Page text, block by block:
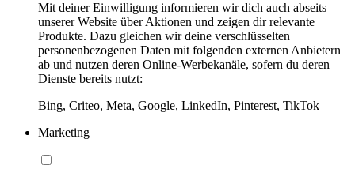
Mit deiner Einwilligung informieren wir dich auch abseits
unserer Website über Aktionen und zeigen dir relevante
Produkte. Dazu gleichen wir deine verschlüsselten
personenbezogenen Daten mit folgenden externen Anbietern
ab und nutzen deren Online-Werbekanäle, sofern du deren
Dienste bereits nutzt:
Bing, Criteo, Meta, Google, LinkedIn, Pinterest, TikTok
Marketing